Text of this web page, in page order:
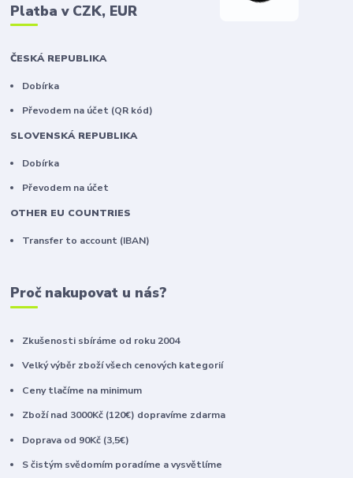
Platba v CZK, EUR
ČESKÁ REPUBLIKA
Dobírka
Převodem na účet (QR kód)
SLOVENSKÁ REPUBLIKA
Dobírka
Převodem na účet
OTHER EU COUNTRIES
Transfer to account (IBAN)
Proč nakupovat u nás?
Zkušenosti sbíráme od roku 2004
Velký výběr zboží všech cenových kategorií
Ceny tlačíme na minimum
Zboží nad 3000Kč (120€) dopravíme zdarma
Doprava od 90Kč (3,5€)
S čistým svědomím poradíme a vysvětlíme